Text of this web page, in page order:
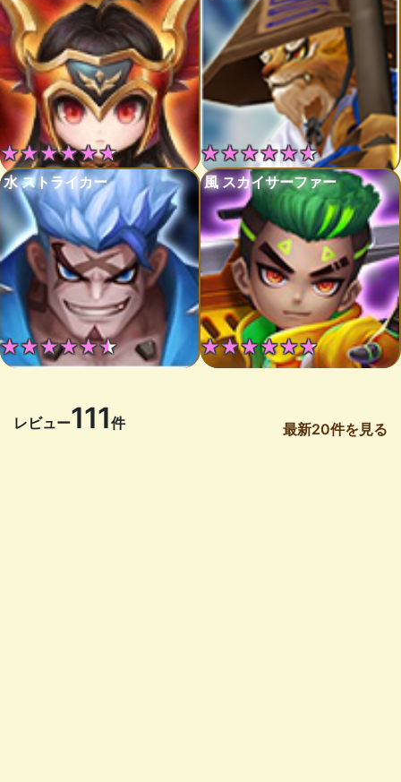
★★★★★★ ★★★★★★
水 ストライカー
★★★★★★
風 スカイサーファー
★★★★★★
レビュー111件 最新20件を見る